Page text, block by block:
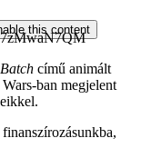
this content
című animált
ban megjelent